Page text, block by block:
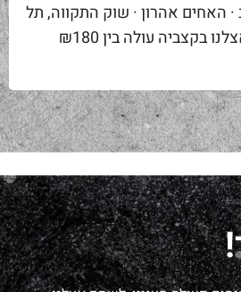
· האחים אהרון · שוק התקווה, תל
אביב קילו אנטרקוט אצלנו בקצביה עולה בין ₪180